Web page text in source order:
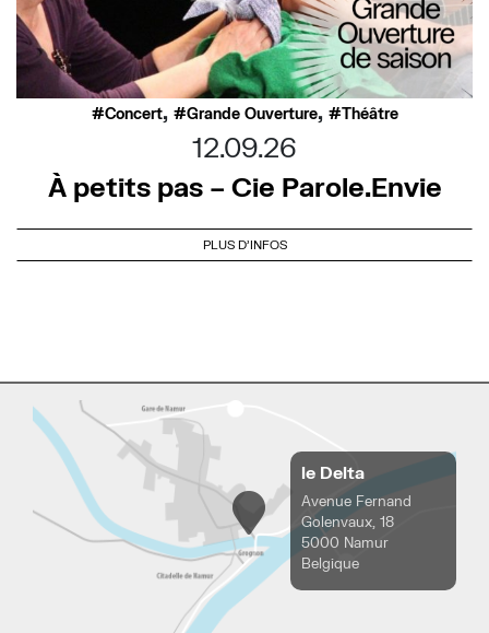
Concert, Grande Ouverture, Théâtre
12.09.26
À petits pas – Cie Parole.Envie
PLUS D'INFOS
le Delta
Avenue Fernand
Golenvaux, 18
5000 Namur
Belgique